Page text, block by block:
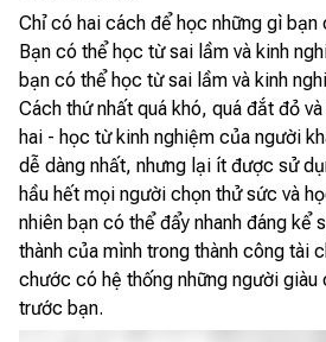
Chỉ có hai cách để học những gì bạn
Bạn có thể học từ sai lầm và kinh
bạn có thể học từ sai lầm và kinh
Cách thứ nhất quá khó, quá đắt đỏ
hai - học từ kinh nghiệm của người
dễ dàng nhất, nhưng lại ít được sử
hầu hết mọi người chọn thử sức và
nhiên bạn có thể đẩy nhanh đáng kể
thành của mình trong thành công tài
chước có hệ thống những người giàu
trước bạn.